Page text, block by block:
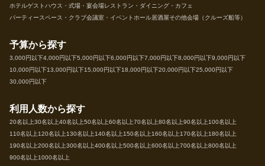
ホテルゲストハウス・式場・宴会場レストラン・ダイニング・カフェ
パーティースペース・クラブ会議室・イベントホール居酒屋その他会場（クルーズ船等）
予算から探す
3,000円以下4,000円以下5,000円以下6,000円以下7,000円以下8,000円以下9,000円以下
10,000円以下13,000円以下15,000円以下18,000円以下20,000円以下25,000円以下
30,000円以下
利用人数から探す
20名以上30名以上40名以上50名以上60名以上70名以上80名以上90名以上100名以上
110名以上120名以上130名以上140名以上150名以上160名以上170名以上180名以上
190名以上200名以上300名以上400名以上500名以上600名以上700名以上800名以上
900名以上1000名以上